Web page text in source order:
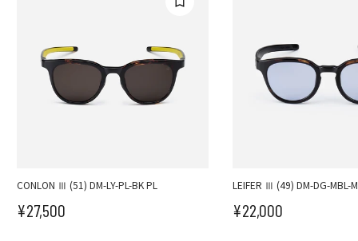
CONLON Ⅲ (51) DM-LY-PL-BK PL
セール価格
¥27,500
LEIFER Ⅲ (49) DM-DG-MBL-
セール価格
¥22,000